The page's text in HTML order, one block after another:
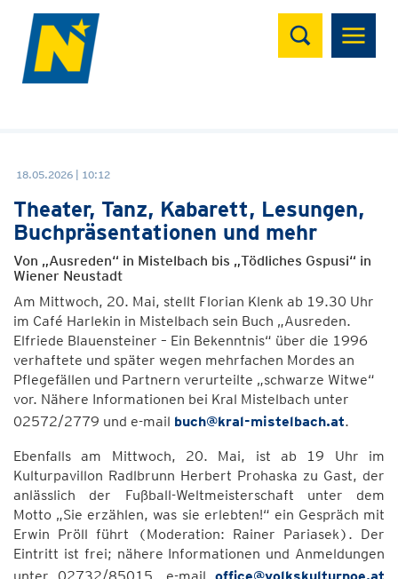
Suchen
18.05.2026 | 10:12
Theater, Tanz, Kabarett, Lesungen,
Buchpräsentationen und mehr
Von „Ausreden“ in Mistelbach bis „Tödliches Gspusi“ in
Wiener Neustadt
Am Mittwoch, 20. Mai, stellt Florian Klenk ab 19.30 Uhr
im Café Harlekin in Mistelbach sein Buch „Ausreden.
Elfriede Blauensteiner – Ein Bekenntnis“ über die 1996
verhaftete und später wegen mehrfachen Mordes an
Pflegefällen und Partnern verurteilte „schwarze Witwe“
vor. Nähere Informationen bei Kral Mistelbach unter
02572/2779 und e-mail buch@kral-mistelbach.at.
Ebenfalls am Mittwoch, 20. Mai, ist ab 19 Uhr im
Kulturpavillon Radlbrunn Herbert Prohaska zu Gast, der
anlässlich der Fußball-Weltmeisterschaft unter dem
Motto „Sie erzählen, was sie erlebten!“ ein Gespräch mit
Erwin Pröll führt (Moderation: Rainer Pariasek). Der
Eintritt ist frei; nähere Informationen und Anmeldungen